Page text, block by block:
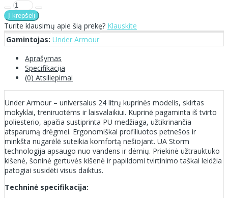
Turite klausimų apie šią prekę? Klauskite
Gamintojas: Under Armour
Aprašymas
Specifikacija
(0) Atsiliepimai
Under Armour – universalus 24 litrų kuprinės modelis, skirtas
mokyklai, treniruotėms ir laisvalaikiui. Kuprinė pagaminta iš tvirto
poliesterio, apačia sustiprinta PU medžiaga, užtikrinančia
atsparumą drėgmei. Ergonomiškai profiliuotos petnešos ir
minkšta nugarėlė suteikia komfortą nešiojant. UA Storm
technologija apsaugo nuo vandens ir dėmių. Priekinė užtrauktuko
kišenė, šoninė gertuvės kišenė ir papildomi tvirtinimo taškai leidžia
patogiai susidėti visus daiktus.
Techninė specifikacija: